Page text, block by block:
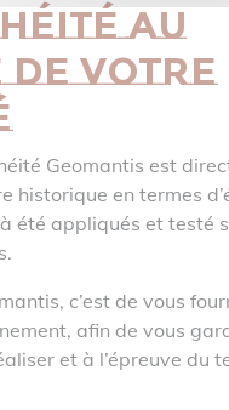
au
de votre
Geomantis est
historique en termes
été appliqués et testé
c’est de vous
afin de vous
et à l’épreuve du